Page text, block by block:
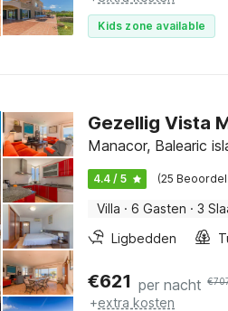
Kids zone available
Gezellig Vista
Manacor, Balearic
4.4 / 5 (25
Villa · 6 Gasten · 3
Ligbedden
€621 per nacht €
+extra kosten